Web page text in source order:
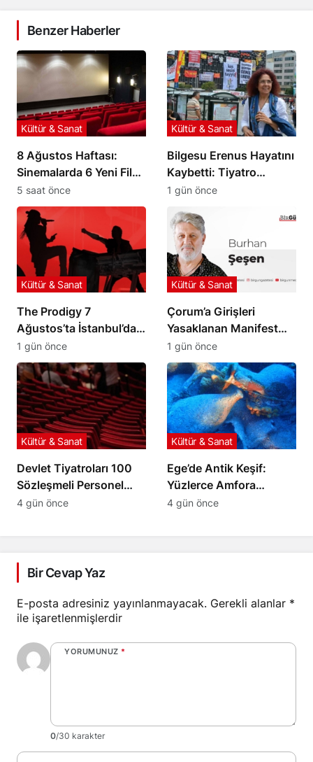
Benzer Haberler
8 Ağustos Haftası:
Sinemalarda 6 Yeni Film
İzleyiciyle Buluşuyor
Kültür & Sanat
5 saat önce
Bilgesu Erenus Hayatını
Kaybetti: Tiyatro
Dünyasının Acı Kaybı
Kültür & Sanat
1 gün önce
The Prodigy 7
Ağustos’ta İstanbul’da
Sahne Alacak
Kültür & Sanat
1 gün önce
Çorum’a Girişleri
Yasaklanan Manifest
Grubu Londra Yolcusu
Kültür & Sanat
1 gün önce
Devlet Tiyatroları 100
Sözleşmeli Personel
Alımı Yapacağını
Kültür & Sanat
4 gün önce
Ege’de Antik Keşif:
Yüzlerce Amfora
Taşıyan Ticaret Gemisi
Kültür & Sanat
4 gün önce
Bir Cevap Yaz
E-posta adresiniz yayınlanmayacak. Gerekli alanlar *
ile işaretlenmişlerdir
YORUMUNUZ *
0/30 karakter